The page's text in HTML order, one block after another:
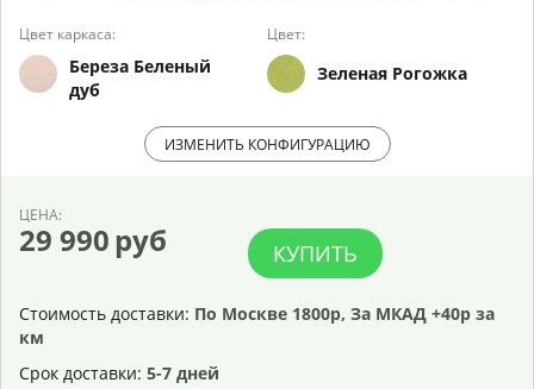
Цвет каркаса:
Береза Беленый
дуб
Цвет:
Зеленая Рогожка
ИЗМЕНИТЬ КОНФИГУРАЦИЮ
ЦЕНА:
29 990 руб КУПИТЬ
Стоимость доставки: По Москве 1800р, За МКАД +40р за
км
Срок доставки: 5-7 дней